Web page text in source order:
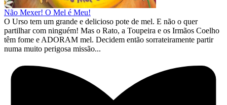
Não Mexer! O Mel é Meu!
O Urso tem um grande e delicioso pote de mel. E não o quer
partilhar com ninguém! Mas o Rato, a Toupeira e os Irmãos Coelho
têm fome e ADORAM mel. Decidem então sorrateiramente partir
numa muito perigosa missão...